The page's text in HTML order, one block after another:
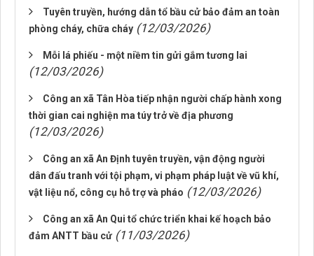
Tuyên truyền, hướng dẫn tổ bầu cử bảo đảm an toàn
phòng cháy, chữa cháy (12/03/2026)
Mỗi lá phiếu - một niềm tin gửi gắm tương lai
(12/03/2026)
Công an xã Tân Hòa tiếp nhận người chấp hành xong
thời gian cai nghiện ma túy trở về địa phương
(12/03/2026)
Công an xã An Định tuyên truyền, vận động người
dân đấu tranh với tội phạm, vi phạm pháp luật về vũ khí,
vật liệu nổ, công cụ hỗ trợ và pháo (12/03/2026)
Công an xã An Qui tổ chức triển khai kế hoạch bảo
đảm ANTT bầu cử (11/03/2026)